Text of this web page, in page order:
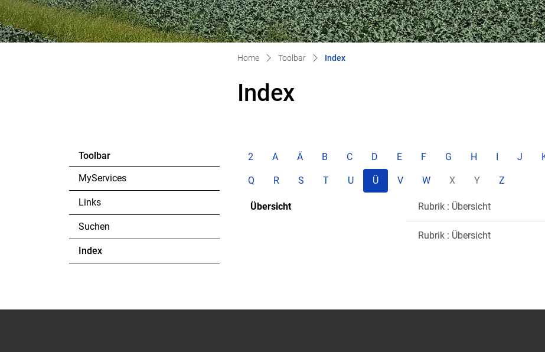
Home Toolbar Index(ausgewählt)
Index
Toolbar
MyServices
Links
Suchen
Index
2 A Ä B C D E F G H I J
Q R S T U Ü V W X Y Z
Übersicht Rubrik : Übersicht
Rubrik : Übersicht